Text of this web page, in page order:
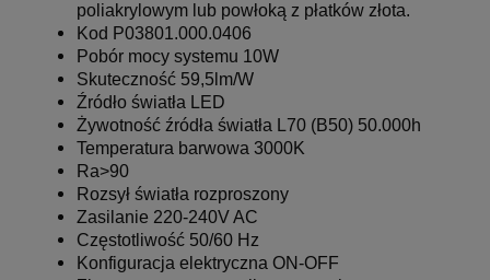
poliakrylowym lub powłoką z płatków złota.
Kod P03801.000.0406
Pobór mocy systemu 10W
Skuteczność 59,5lm/W
Źródło światła LED
Żywotność źródła światła L70 (B50) 50.000h
Temperatura barwowa 3000K
Ra>90
Rozsył światła rozproszony
Zasilanie 220-240V AC
Częstotliwość 50/60 Hz
Konfiguracja elektryczna ON-OFF